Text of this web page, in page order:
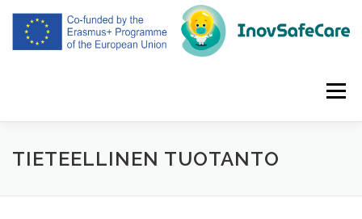
sisältöön
Valikko
ETUSIVU PROJEKTI KUMPPANEITA
TIETEELLINEN TUOTANTO